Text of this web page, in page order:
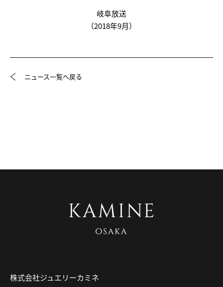
岐阜放送
（2018年9月）
ニュース一覧へ戻る
株式会社ジュエリーカミネ